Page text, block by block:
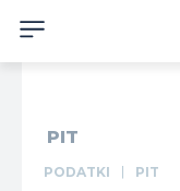
PIT
PODATKI PIT